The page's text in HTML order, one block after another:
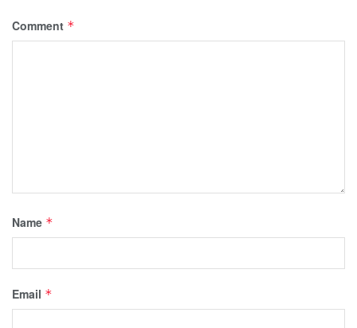
Comment *
Name *
Email *